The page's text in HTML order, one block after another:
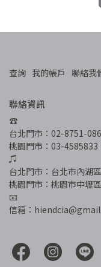
查詢 我的帳戶 聯絡我
聯絡資訊
☎︎
台北門市：02-8751-
桃園門市：03-4585833
♫
台北門市：台北市內湖
桃園門市：桃園市中壢
📧
信箱：